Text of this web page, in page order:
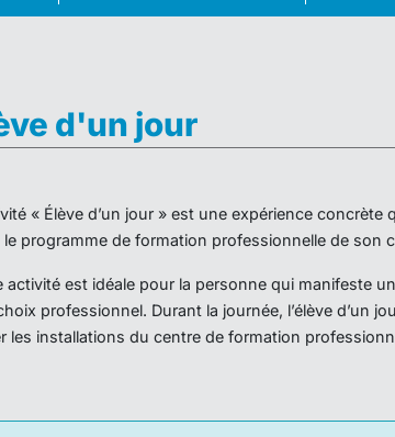
d'un jour
« Élève d’un jour » est une expérience
le programme de formation professionnelle de son
activité est idéale pour la personne qui manifeste
professionnel. Durant la journée, l’élève d’un
les installations du centre de formation